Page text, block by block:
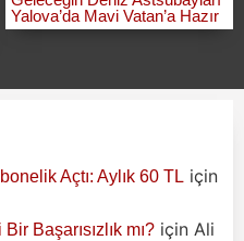
Yalova’da Mavi Vatan’a Hazır
Açtı: Aylık 60 TL için
Başarısızlık mı? için Ali